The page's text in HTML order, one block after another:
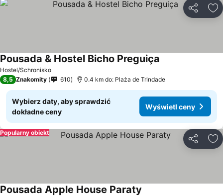
Hostel/Schronisko
Pousada & Hostel Bicho Preguiça
8,5 Znakomity 610 0.4 km do: Plaża de Trindade
Wybierz daty, aby sprawdzić
dokładne ceny
Wyświetl ceny
Popularny obiekt
Pousada Apple House Paraty